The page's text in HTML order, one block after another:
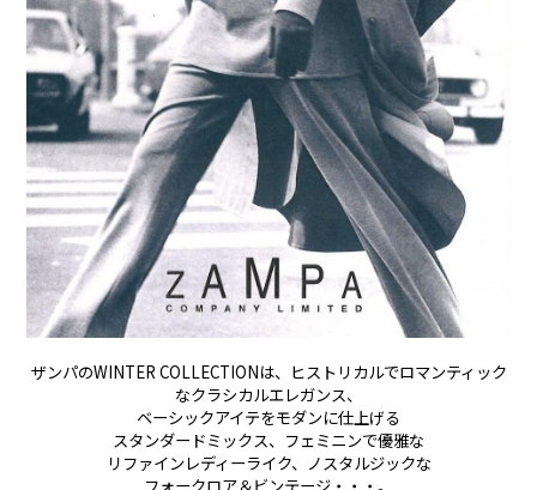
ザンパのWINTER COLLECTIONは、 ヒストリカルでロマンティック
なクラシカルエレガンス、
ベーシックアイテをモダンに仕上げる
スタンダードミックス、 フェミニンで優雅な
リファインレディーライク、 ノスタルジックな